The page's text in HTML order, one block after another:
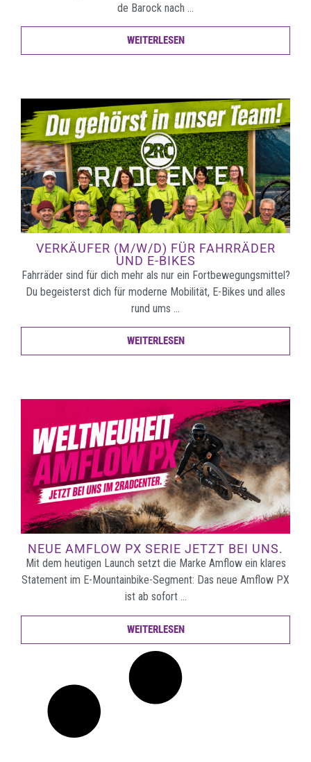
de Barock nach …
WEITERLESEN
VERKÄUFER (M/W/D) FÜR FAHRRÄDER
UND E-BIKES
Fahrräder sind für dich mehr als nur ein Fortbewegungsmittel?
Du begeisterst dich für moderne Mobilität, E-Bikes und alles
rund ums …
WEITERLESEN
NEUE AMFLOW PX SERIE JETZT BEI UNS.
Mit dem heutigen Launch setzt die Marke Amflow ein klares
Statement im E-Mountainbike-Segment: Das neue Amflow PX
ist ab sofort …
WEITERLESEN